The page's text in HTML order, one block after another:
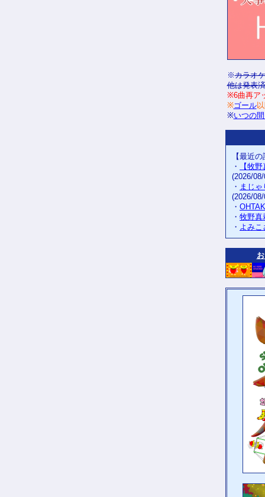
※カラオ
他は発表
※6曲再ア
※ゴール
※いつの
【最近
・
【牧
(2026/
・ まじ
(2026/
・
・ 牧野真
・ よみこ